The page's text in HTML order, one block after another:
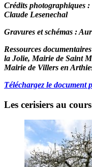
Crédits photographiques :
Claude Lesenechal
Gravures et schémas :
Ressources
la Jolie, Mairie de Saint
Mairie de Villers en
Téléchargez le document
Les cerisiers au